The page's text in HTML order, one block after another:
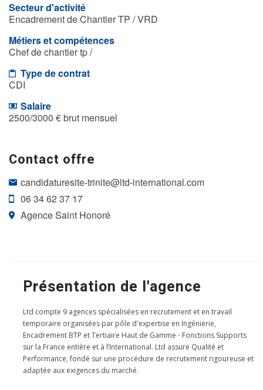
Secteur d'activité
Encadrement de Chantier TP / VRD
Métiers et compétences
Chef de chantier tp /
Type de contrat
CDI
Salaire
2500/3000 € brut mensuel
Contact offre
candidaturesite-trinite@ltd-international.com
06 34 62 37 17
Agence Saint Honoré
Présentation de l'agence
Ltd compte 9 agences spécialisées en recrutement et en travail
temporaire organisées par pôle d'expertise en Ingénierie,
Encadrement BTP et Tertiaire Haut de Gamme - Fonctions Supports
sur la France entière et à l’International. Ltd assure Qualité et
Performance, fondé sur une procédure de recrutement rigoureuse et
adaptée aux exigences du marché.